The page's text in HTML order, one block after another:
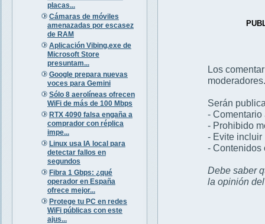
placas...
Cámaras de móviles
amenazadas por escasez
de RAM
Aplicación Vibing.exe de
Microsoft Store
presuntam...
Google prepara nuevas
voces para Gemini
Sólo 8 aerolíneas ofrecen
WiFi de más de 100 Mbps
RTX 4090 falsa engaña a
comprador con réplica
impe...
Linux usa IA local para
detectar fallos en
segundos
Fibra 1 Gbps: ¿qué
operador en España
ofrece mejor...
Protege tu PC en redes
WiFi públicas con este
ajus...
Los
moderadores.
Serán
- Comentario
- Prohibido
- Evite incluir
- Contenidos
Debe saber
la opinión